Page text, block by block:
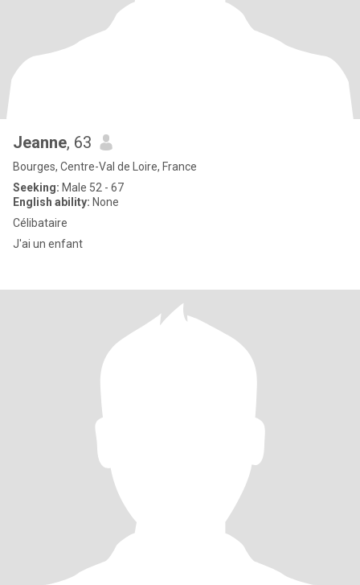
Jeanne, 63
Bourges, Centre-Val de Loire, France
Seeking: Male 52 - 67
English ability: None
Célibataire
J'ai un enfant